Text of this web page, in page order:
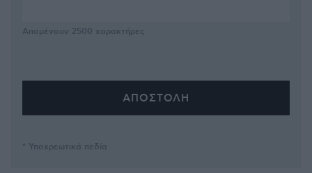
Απομένουν 2500 χαρακτήρες
* Υποχρεωτικά πεδία